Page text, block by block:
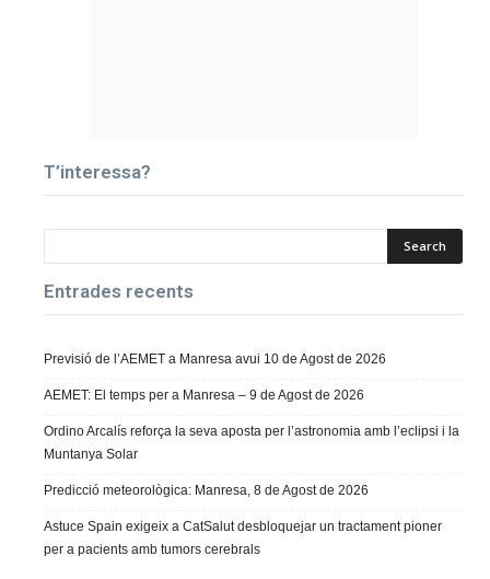
T’interessa?
Entrades recents
Previsió de l’AEMET a Manresa avui 10 de Agost de 2026
AEMET: El temps per a Manresa – 9 de Agost de 2026
Ordino Arcalís reforça la seva aposta per l’astronomia amb l’eclipsi i la
Muntanya Solar
Predicció meteorològica: Manresa, 8 de Agost de 2026
Astuce Spain exigeix a CatSalut desbloquejar un tractament pioner
per a pacients amb tumors cerebrals